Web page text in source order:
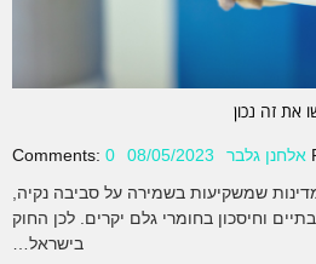
את זה נכון
אלחנן גלבר 08/05/2023
Comments: 0
שמשקיעות בשמירה על סביבה נקיה,
וחיסכון בחומרי גלם יקרים. לכן החוק
בישראל…